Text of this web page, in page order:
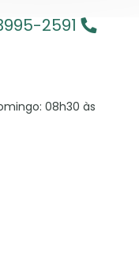
2591
08h30 às